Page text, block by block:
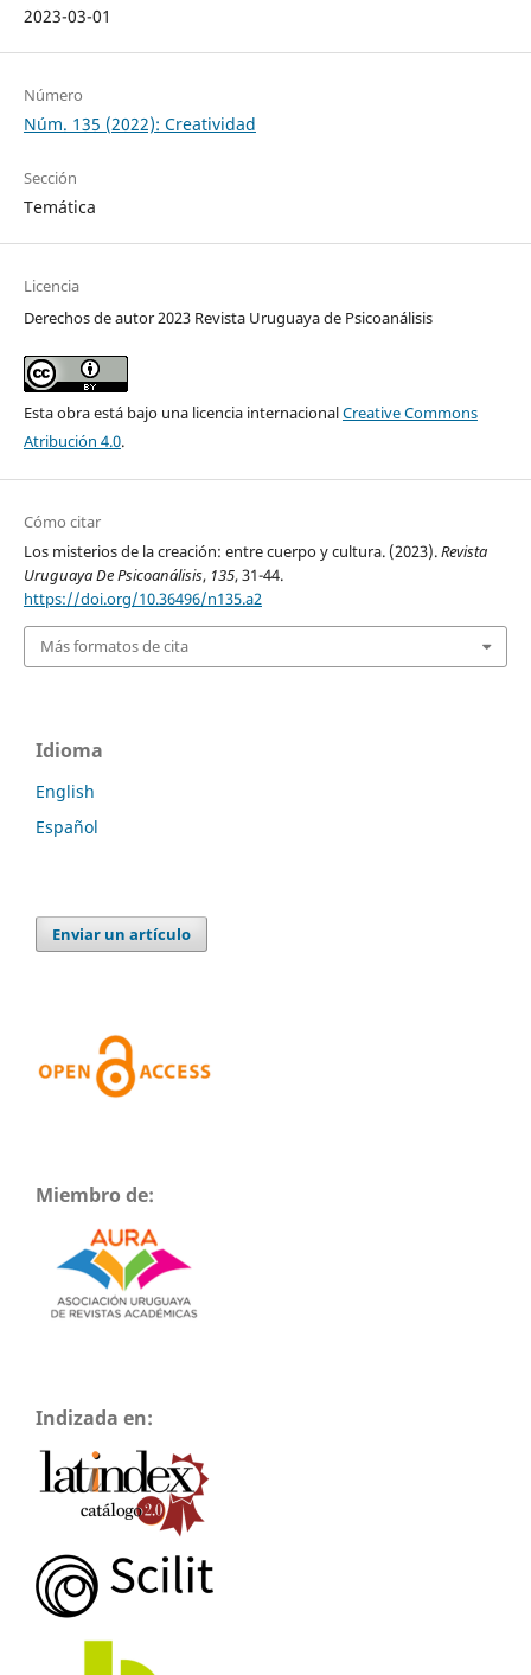
2023-03-01
Número
Núm. 135 (2022): Creatividad
Sección
Temática
Licencia
Derechos de autor 2023 Revista Uruguaya de Psicoanálisis
Esta obra está bajo una licencia internacionalCreative Commons
Atribución 4.0.
Cómo citar
Los misterios de la creación: entre cuerpo y cultura. (2023).Revista
Uruguaya De Psicoanálisis, 135, 31-44.
https://doi.org/10.36496/n135.a2
Más formatos de cita
Idioma
English
Español
Enviar un artículo
Miembro de:
Indizada en: